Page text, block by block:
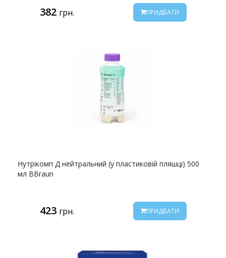
382 грн. ПРИДБАТИ
Нутрікомп Д нейтральний (у пластиковій пляшці) 500
мл BBraun
423 грн. ПРИДБАТИ